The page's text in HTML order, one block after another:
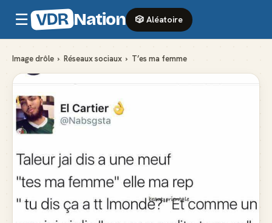
☰ VDR Nation 🎲 Aléatoire
Image drôle › Réseaux sociaux › T’es ma femme